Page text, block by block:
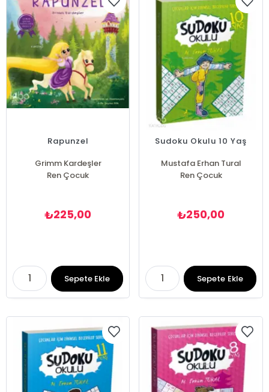
Rapunzel
Grimm Kardeşler
Ren Çocuk
₺225,00
Sepete Ekle
Sudoku Okulu 10 Yaş
Mustafa Erhan Tural
Ren Çocuk
₺250,00
Sepete Ekle